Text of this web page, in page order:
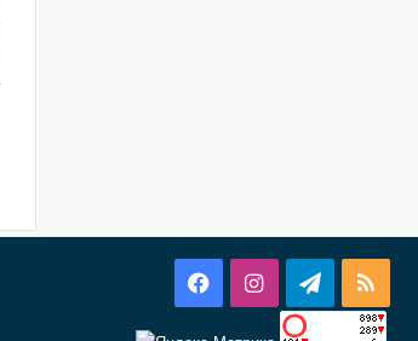
FacebookInstagramTelegram
RSS